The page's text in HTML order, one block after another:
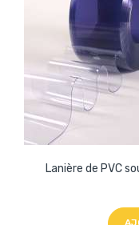
Lanière de PVC